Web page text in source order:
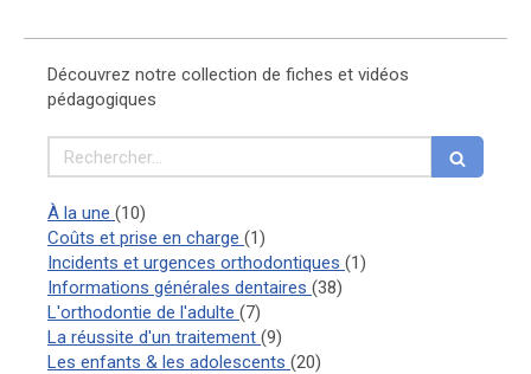
Découvrez notre collection de fiches et vidéos
pédagogiques
Rechercher
À la une (10)
Coûts et prise en charge (1)
Incidents et urgences orthodontiques (1)
Informations générales dentaires (38)
L'orthodontie de l'adulte (7)
La réussite d'un traitement (9)
Les enfants & les adolescents (20)